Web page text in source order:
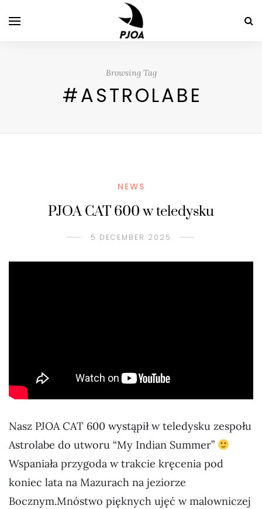
Browsing Tag
#ASTROLABE
NEWS
PJOA CAT 600 w teledysku
5 DECEMBER 2025
Nasz PJOA CAT 600 wystąpił w teledysku zespołu
Astrolabe do utworu “My Indian Summer”
Wspaniała przygoda w trakcie kręcenia pod
koniec lata na Mazurach na jeziorze
Bocznym.Mnóstwo pięknych ujęć w malowniczej